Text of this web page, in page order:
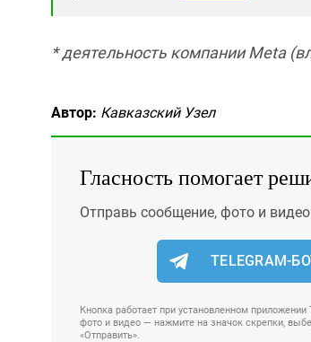
* деятельность компании Meta
Автор: Кавказский Узел
Гласность помогает
Отправь сообщение, фото и
TELEGRAM-
Кнопка работает при установленном
фото и видео — нажмите на значок скрепки,
«Отправить».